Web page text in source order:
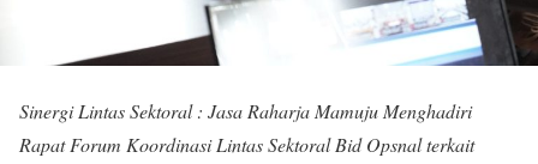
Sinergi Lintas Sektoral : Jasa Raharja Mamuju Menghadiri
Rapat Forum Koordinasi Lintas Sektoral Bid Opsnal terkait